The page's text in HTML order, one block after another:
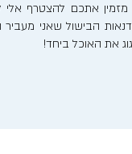
מזמין אתכם להצטרף
הבישול שאני מעביר
את האוכל ביחד!